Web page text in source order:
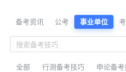
公考备考资料与公告解读
备考资讯 公考 事业单位
全部 行测备考技巧 申论备